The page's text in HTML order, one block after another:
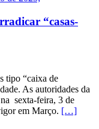
“casas-
tipo “caixa de
As autoridades da
sexta-feira, 3 de
em Março. […]